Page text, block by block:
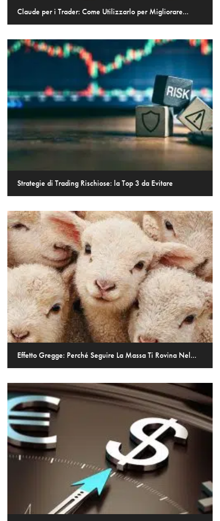
Claude per i Trader: Come Utilizzarlo per Migliorare...
Strategie di Trading Rischiose: la Top 3 da Evitare
Effetto Gregge: Perché Seguire La Massa Ti Rovina Nel...